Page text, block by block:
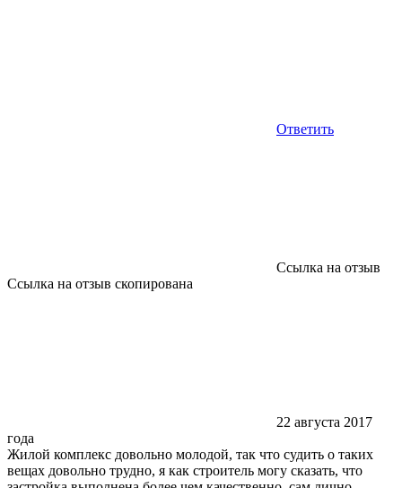
Ответить
Ссылка на отзыв
Ссылка на отзыв скопирована
22 августа 2017
года
Жилой комплекс довольно молодой, так что судить о таких
вещах довольно трудно, я как строитель могу сказать, что